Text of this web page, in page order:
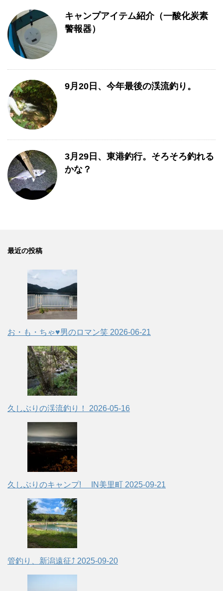
キャンプアイテム紹介（一酸化炭素
警報器）
9月20日、今年最後の渓流釣り。
3月29日、東港釣行。そろそろ釣れる
かな？
最近の投稿
お・も・ちゃ♥男のロマン笑 2026-06-21
久しぶりの渓流釣り！ 2026-05-16
久しぶりのキャンプ! IN美里町 2025-09-21
管釣り、新潟遠征⤴ 2025-09-20